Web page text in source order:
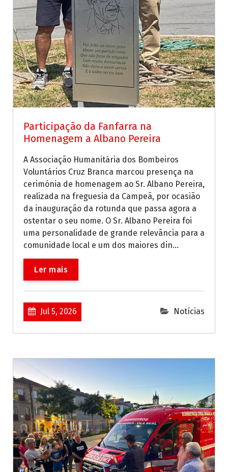
Participação da Fanfarra na
Homenagem a Albano Pereira
A Associação Humanitária dos Bombeiros
Voluntários Cruz Branca marcou presença na
cerimónia de homenagem ao Sr. Albano Pereira,
realizada na freguesia da Campeã, por ocasião
da inauguração da rotunda que passa agora a
ostentar o seu nome. O Sr. Albano Pereira foi
uma personalidade de grande relevância para a
comunidade local e um dos maiores din...
Ler mais
Jul 5, 2026 Notícias